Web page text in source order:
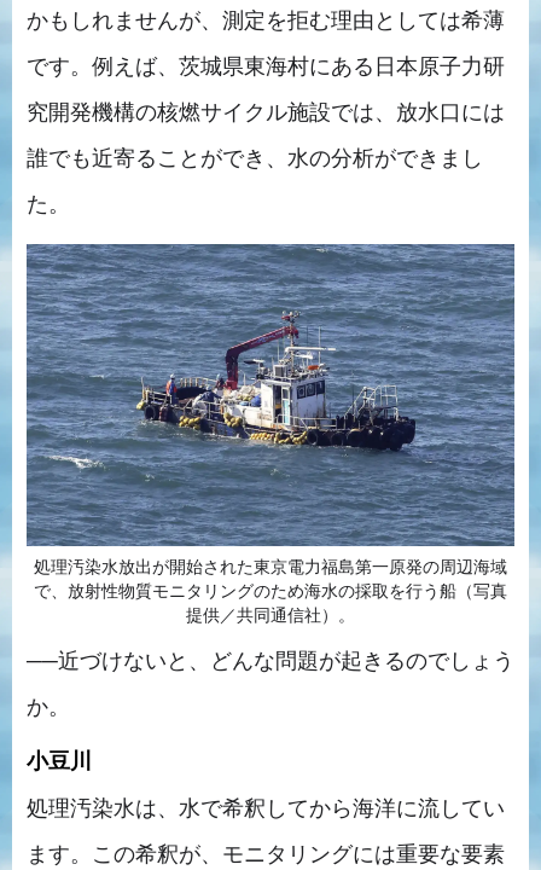
かもしれませんが、測定を拒む理由としては希薄
です。例えば、茨城県東海村にある日本原子力研
究開発機構の核燃サイクル施設では、放水口には
誰でも近寄ることができ、水の分析ができまし
た。
処理汚染水放出が開始された東京電力福島第一原発の周辺海域
で、放射性物質モニタリングのため海水の採取を行う船（写真
提供／共同通信社）。
──近づけないと、どんな問題が起きるのでしょう
か。
小豆川
処理汚染水は、水で希釈してから海洋に流してい
ます。この希釈が、モニタリングには重要な要素